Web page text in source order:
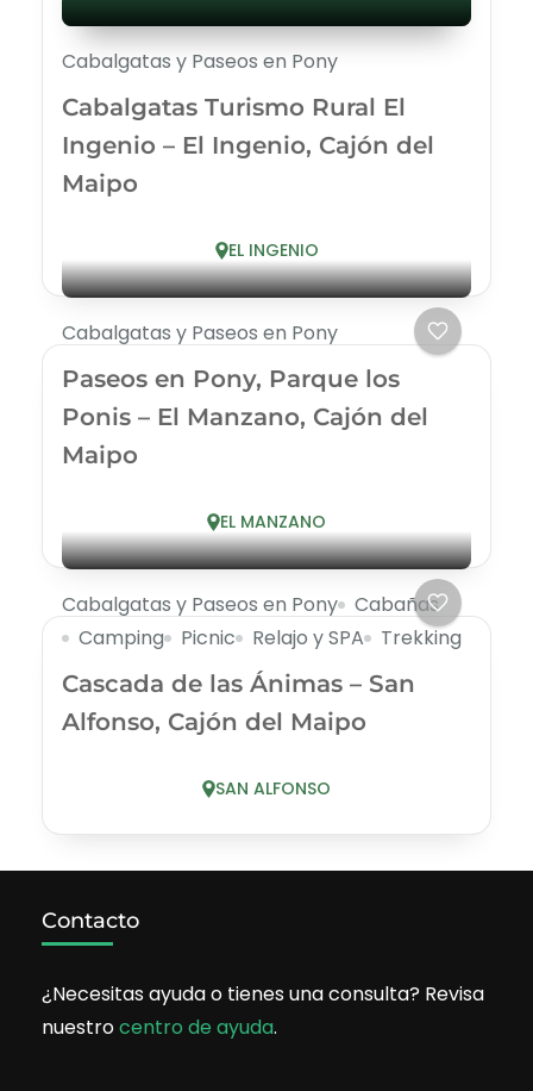
Cabalgatas y Paseos en Pony
Cabalgatas Turismo Rural El
Ingenio – El Ingenio, Cajón del
Maipo
EL INGENIO
Cabalgatas y Paseos en Pony
Paseos en Pony, Parque los
Ponis – El Manzano, Cajón del
Maipo
EL MANZANO
Cabalgatas y Paseos en Pony
Cabañas
Camping
Picnic Relajo y SPA Trekking
Cascada de las Ánimas – San
Alfonso, Cajón del Maipo
SAN ALFONSO
Contacto
¿Necesitas ayuda o tienes una consulta? Revisa
nuestrocentro de ayuda.